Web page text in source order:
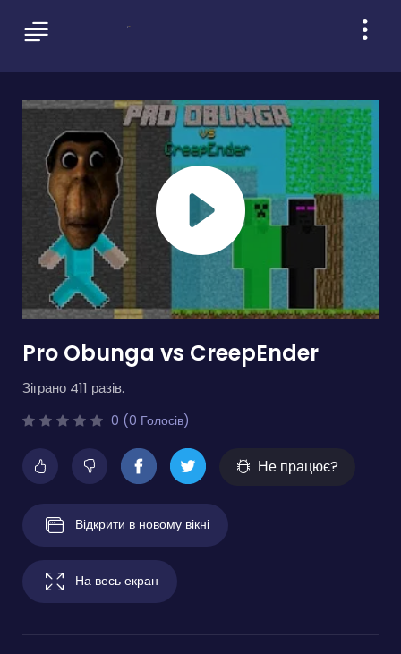
Pro Obunga vs CreepEnder
Зіграно 411 разів.
0 (0 Голосів)
Не працює?
Відкрити в новому вікні
На весь екран